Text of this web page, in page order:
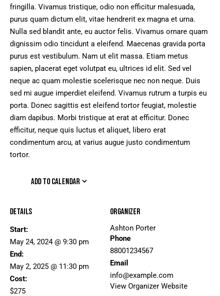
fringilla. Vivamus tristique, odio non efficitur malesuada,
purus quam dictum elit, vitae hendrerit ex magna et urna.
Nulla sed blandit ante, eu auctor felis. Vivamus ornare quam
dignissim odio tincidunt a eleifend. Maecenas gravida porta
purus est vestibulum. Nam ut elit massa. Etiam metus
sapien, placerat eget volutpat eu, ultrices id elit. Sed vel
neque ac quam molestie scelerisque nec non neque. Duis
sed mi augue imperdiet eleifend. Vivamus rutrum a turpis eu
porta. Donec sagittis est eleifend tortor feugiat, molestie
diam dapibus. Morbi tristique at erat at efficitur. Donec
efficitur, neque quis luctus et aliquet, libero erat
condimentum arcu, at varius augue justo condimentum
tortor.
ADD TO CALENDAR
Details
Start:
May 24, 2024 @ 9:30 pm
End:
May 2, 2025 @ 11:30 pm
Cost:
$275
Organizer
Ashton Porter
Phone
88001234567
Email
info@example.com
View Organizer Website